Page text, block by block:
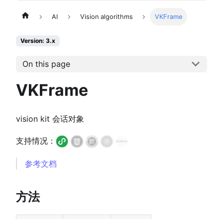
AI Vision algorithms VKFrame
Version: 3.x
On this page
VKFrame
vision kit 会话对象
支持情况：
参考文档
方法